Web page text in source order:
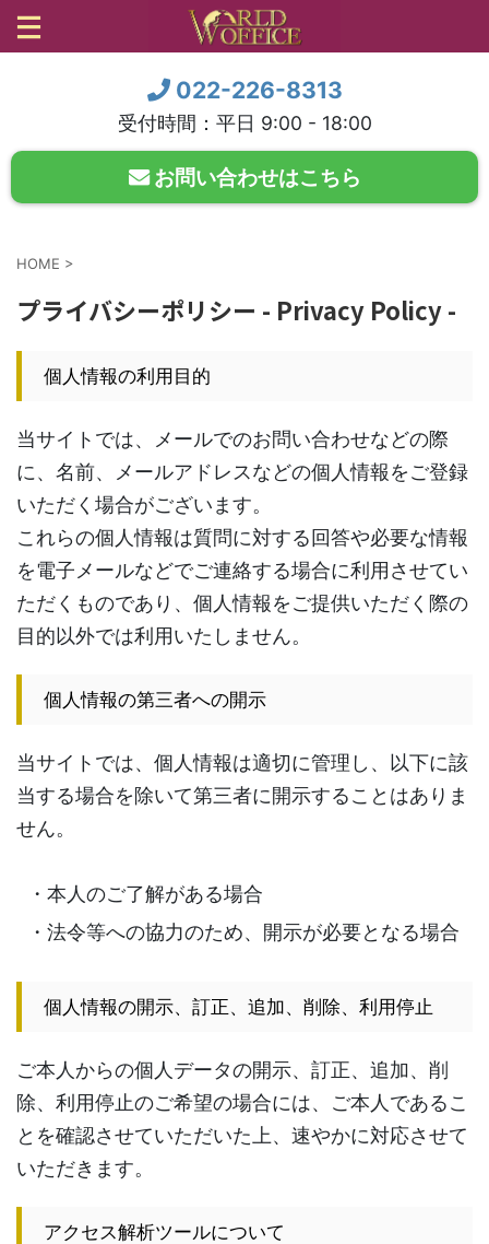
お問い合わせはこちら
022-226-8313
受付時間：平日 9:00 - 18:00
HOME >
プライバシーポリシー - Privacy Policy -
個人情報の利用目的
当サイトでは、メールでのお問い合わせなどの際
に、名前、メールアドレスなどの個人情報をご登録
いただく場合がございます。
これらの個人情報は質問に対する回答や必要な情報
を電子メールなどでご連絡する場合に利用させてい
ただくものであり、個人情報をご提供いただく際の
目的以外では利用いたしません。
個人情報の第三者への開示
当サイトでは、個人情報は適切に管理し、以下に該
当する場合を除いて第三者に開示することはありま
せん。
・本人のご了解がある場合
・法令等への協力のため、開示が必要となる場合
個人情報の開示、訂正、追加、削除、利用停止
ご本人からの個人データの開示、訂正、追加、削
除、利用停止のご希望の場合には、ご本人であるこ
とを確認させていただいた上、速やかに対応させて
いただきます。
アクセス解析ツールについて